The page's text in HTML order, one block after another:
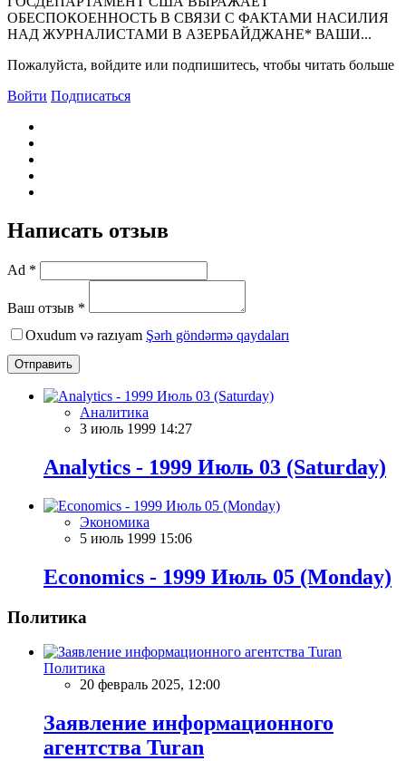
ОБЕСПОКОЕHHОСТЬ В СВЯЗИ С ФАКТАМИ HАСИЛИЯ
HАД ЖУРHАЛИСТАМИ В АЗЕРБАЙДЖАHЕ* ВАШИ...
Пожалуйста, войдите или подпишитесь, чтобы читать больше
Войти Подписаться
Написать отзыв
Ad *
Ваш отзыв *
Oxudum və razıyam Şərh göndərmə qaydaları
Отправить
Аналитика
3 июль 1999 14:27
Analytics - 1999 Июль 03 (Saturday)
Экономика
5 июль 1999 15:06
Economics - 1999 Июль 05 (Monday)
Политика
Политика
20 февраль 2025, 12:00
Заявление информационного
агентства Turan